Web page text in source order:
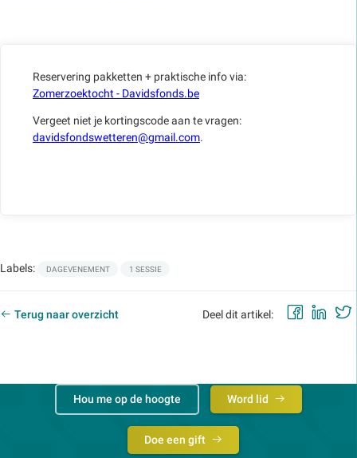
Reservering pakketten + praktische info via:
Zomerzoektocht - Davidsfonds.be
Vergeet niet je kortingscode aan te vragen:
davidsfondswetteren@gmail.com.
Labels: DAGEVENEMENT 1 SESSIE
Terug naar overzicht Deel dit artikel:
Hou me op de hoogte Word lid
Doe een gift